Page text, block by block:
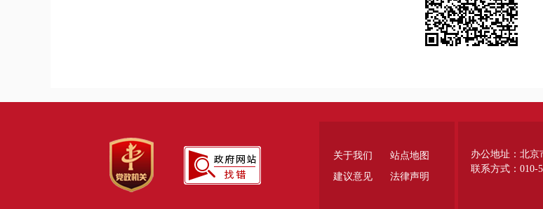
关于我们
站点地图
建议意见
法律声明
办公地址：北京
联系方式：010-